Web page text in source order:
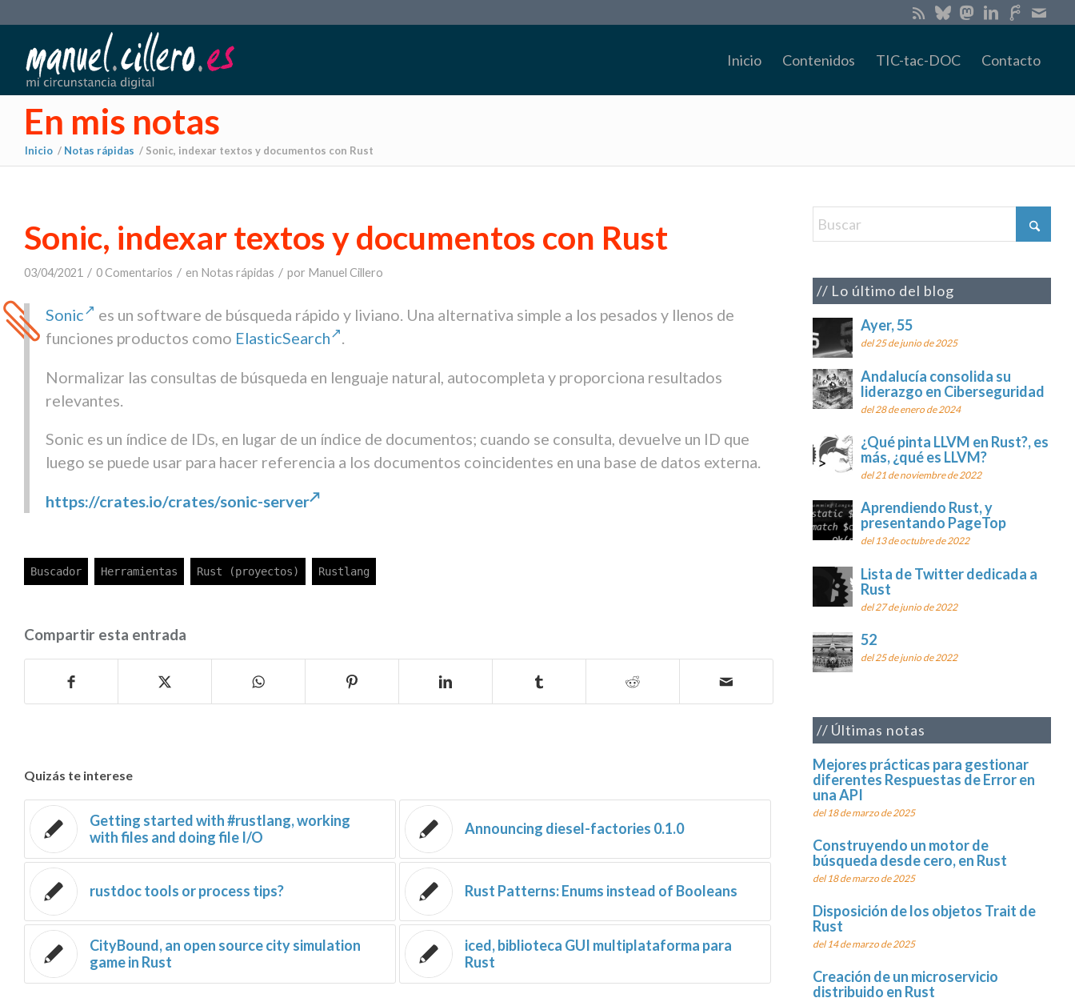
Inicio Contenidos TIC-tac-DOC Contacto
En mis notas
Inicio / Notas rápidas / Sonic, indexar textos y documentos con Rust
Sonic, indexar textos y documentos con Rust
03/04/2021 / 0 Comentarios / en Notas rápidas / por Manuel Cillero
Sonic
es un software de búsqueda rápido y liviano. Una alternativa simple a los pesados ​​y llenos de
funciones productos como ElasticSearch
Normalizar las consultas de búsqueda en lenguaje natural, autocompleta y proporciona resultados
relevantes.
Sonic es un índice de IDs, en lugar de un índice de documentos; cuando se consulta, devuelve un ID que
luego se puede usar para hacer referencia a los documentos coincidentes en una base de datos externa.
https://crates.io/crates/sonic-server
Compartir esta entrada
Quizás te interese
Getting started with #rustlang, working
with files and doing file I/O
Announcing diesel-factories 0.1.0
rustdoc tools or process tips? Rust Patterns: Enums instead of Booleans
CityBound, an open source city simulation
game in Rust
iced, biblioteca GUI multiplataforma para
Rust
Lo último del blog
Ayer, 55
del 25 de junio de 2025
Andalucía consolida su
liderazgo en Ciberseguridad
del 28 de enero de 2024
¿Qué pinta LLVM en Rust?, es
más, ¿qué es LLVM?
del 21 de noviembre de 2022
Aprendiendo Rust, y
presentando PageTop
del 13 de octubre de 2022
Lista de Twitter dedicada a
Rust
del 27 de junio de 2022
52
del 25 de junio de 2022
Últimas notas
Mejores prácticas para gestionar
diferentes Respuestas de Error en
una API
del 18 de marzo de 2025
Construyendo un motor de
búsqueda desde cero, en Rust
del 18 de marzo de 2025
Disposición de los objetos Trait de
Rust
del 14 de marzo de 2025
Creación de un microservicio
distribuido en Rust